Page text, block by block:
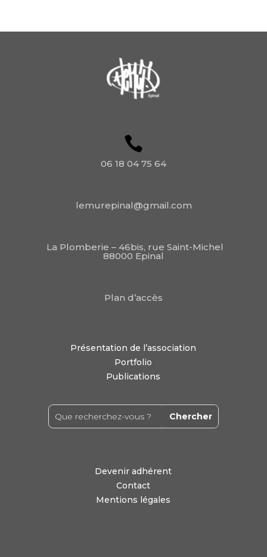
06 18 04 75 64
lemurepinal@gmail.com
La Plomberie – 46bis, rue Saint-Michel
88000 Epinal
Plan d’accès
Présentation de l’association
Portfolio
Publications
Devenir adhérent
Contact
Mentions légales